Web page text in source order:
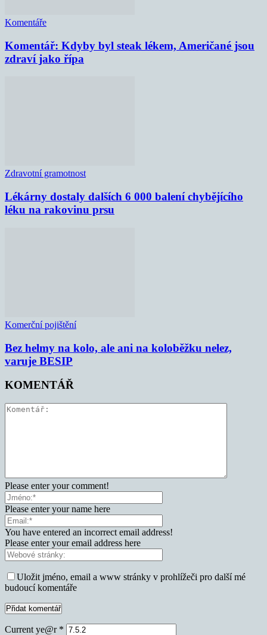
Komentáře
Komentář: Kdyby byl steak lékem, Američané jsou
zdraví jako řípa
Zdravotní gramotnost
Lékárny dostaly dalších 6 000 balení chybějícího
léku na rakovinu prsu
Komerční pojištění
Bez helmy na kolo, ale ani na koloběžku nelez,
varuje BESIP
KOMENTÁŘ
Please enter your comment!
Please enter your name here
You have entered an incorrect email address!
Please enter your email address here
Uložit jméno, email a www stránky v prohlížeči pro další mé
budoucí komentáře
Current ye@r *